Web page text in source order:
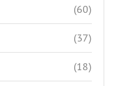
(60)
(37)
(18)